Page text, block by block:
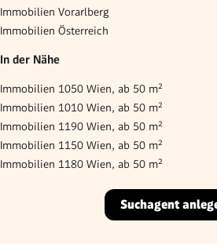
Immobilien Vorarlberg
Immobilien Österreich
In der Nähe
Immobilien 1050 Wien, ab 50 m²
Immobilien 1010 Wien, ab 50 m²
Immobilien 1190 Wien, ab 50 m²
Immobilien 1150 Wien, ab 50 m²
Immobilien 1180 Wien, ab 50 m²
Suchagent